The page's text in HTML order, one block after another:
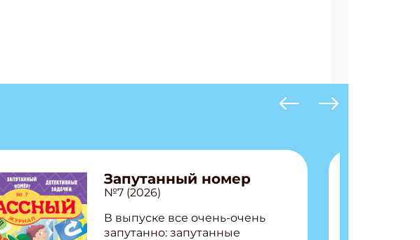
Запутанный номер
№7 (2026)
В выпуске все очень-очень
запутанно: запутанные